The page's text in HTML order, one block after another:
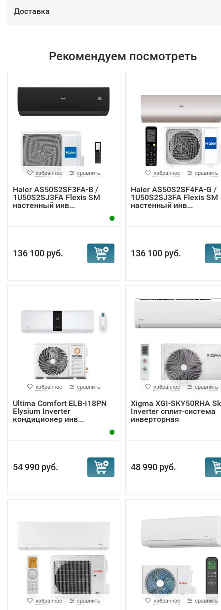
Доставка
Рекомендуем посмотреть
избранное сравнить
Haier AS50S2SF3FA-B /
1U50S2SJ3FA Flexis SM
настенный инв...
136 100 руб.
избранное сравнить
Haier AS50S2SF4FA-G /
1U50S2SJ3FA Flexis SM
настенный инв...
136 100 руб.
избранное сравнить
Ultima Comfort ELB-I18PN
Elysium Inverter
кондиционер инв...
54 990 руб.
избранное сравнить
Xigma XGI-SKY50RHA
Inverter сплит-система
инверторная
48 990 руб.
избранное сравнить избранное сравнить